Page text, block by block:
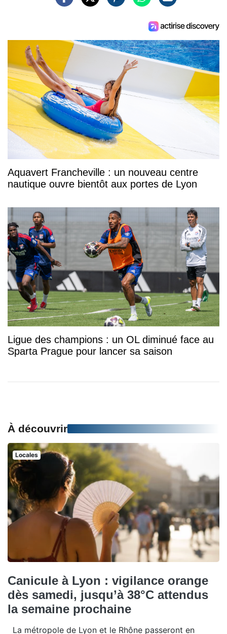
Aquavert Francheville : un nouveau centre
nautique ouvre bientôt aux portes de Lyon
Ligue des champions : un OL diminué face au
Sparta Prague pour lancer sa saison
À découvrir
Locales
Canicule à Lyon : vigilance orange
dès samedi, jusqu’à 38°C attendus
la semaine prochaine
La métropole de Lyon et le Rhône passeront en